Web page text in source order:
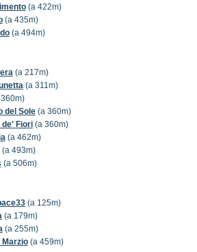
(a 422m)
(a 435m)
(a 494m)
(a 217m)
(a 311m)
del Sole(a 360m)
de' Fiori(a 360m)
(a 462m)
(a 493m)
(a 506m)
(a 125m)
(a 179m)
(a 255m)
Marzio(a 459m)